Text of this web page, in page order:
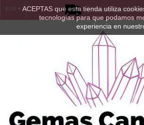
ACEPTAS que esta tienda utiliza
tecnologías para que podamos
experiencia en
EUR Envíos desde